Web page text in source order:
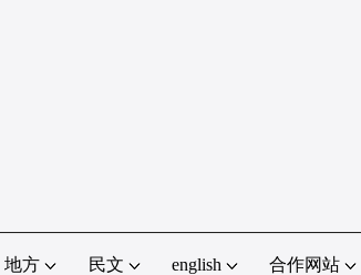
地方 民文 english 合作网站